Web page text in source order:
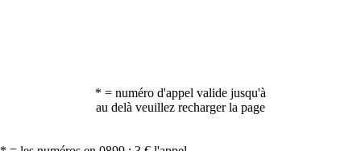
* = numéro d'appel valide jusqu'à
au delà veuillez recharger la page